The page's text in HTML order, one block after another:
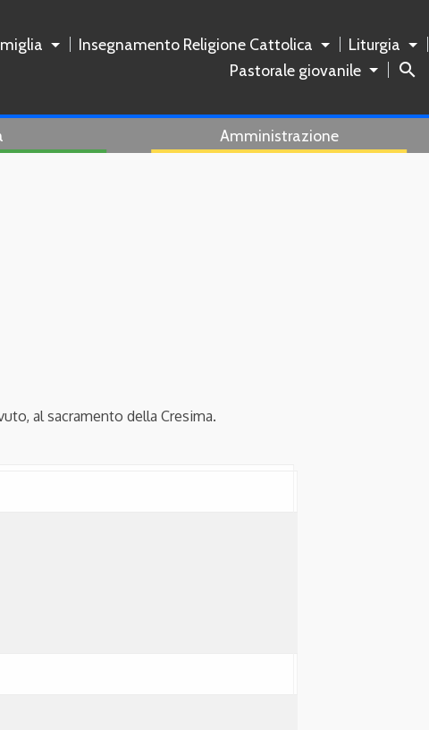
Insegnamento Religione Cattolica
Liturgia
Pastorale giovanile
search
Amministrazione
al sacramento della Cresima.